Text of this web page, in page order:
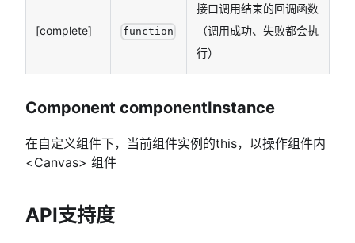
[complete] function
接口调用结束的回调函数
（调用成功、失败都会执
行）
Component componentInstance
在自定义组件下，当前组件实例的this，以操作组件内
<Canvas> 组件
API支持度